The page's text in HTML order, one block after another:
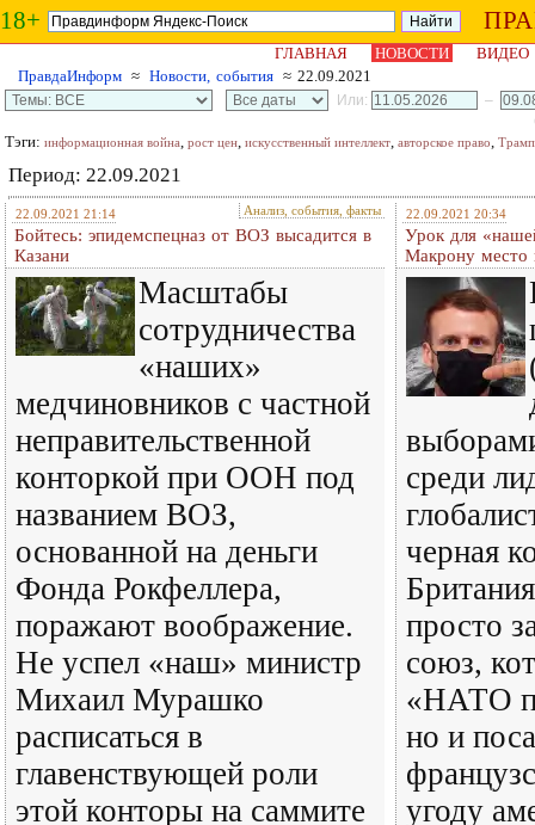
18+
ГЛАВНАЯ НОВОСТИ
ВИДЕО
ПравдаИнформ ≈ Новости, события ≈ 22.09.2021
Или:
–
Тэги: информационная война, рост цен, искусственный интеллект, авторское право, Трамп
Период: 22.09.2021
22.09.2021 21:14 Анализ, события, факты
Бойтесь: эпидемспецназ от ВОЗ высадится в
Казани
Масштабы
сотрудничества
«наших»
медчиновников с частной
неправительственной
конторкой при ООН под
названием ВОЗ,
основанной на деньги
Фонда Рокфеллера,
поражают воображение.
Не успел «наш» министр
Михаил Мурашко
расписаться в
главенствующей роли
этой конторы на саммите
22.09.2021 20:34
Урок для
Макрону место
среди
черная
просто
союз,
«НАТО
но и
угоду